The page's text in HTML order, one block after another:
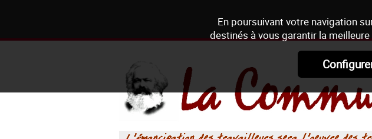
En poursuivant votre navigation
destinés à vous garantir la